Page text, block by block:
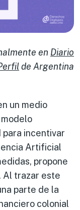
en Diario
de Argentina
un medio
incentivar
Artificial
propone
Al trazar este
parte de la
colonial